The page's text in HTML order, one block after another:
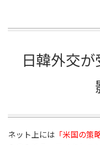
日韓外交
ネット上には 「米国の策